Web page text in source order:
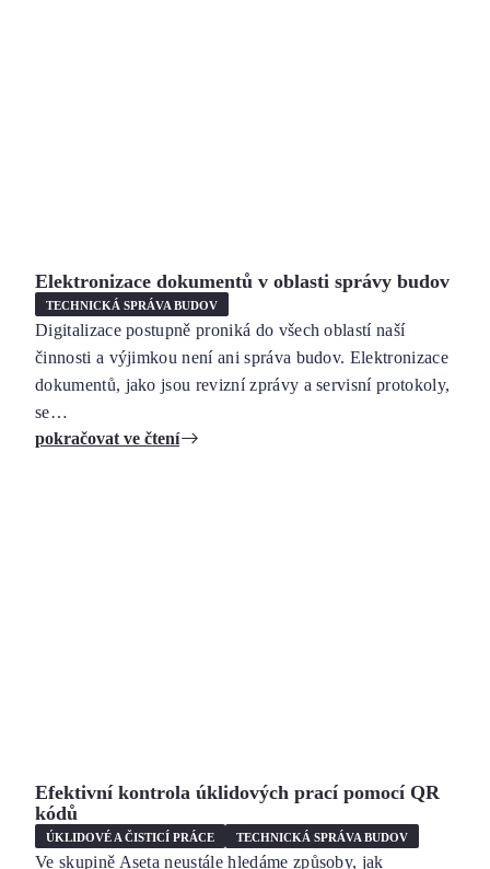
Elektronizace dokumentů v oblasti správy budov
TECHNICKÁ SPRÁVA BUDOV
Digitalizace postupně proniká do všech oblastí naší
činnosti a výjimkou není ani správa budov. Elektronizace
dokumentů, jako jsou revizní zprávy a servisní protokoly,
se…
pokračovat ve čtení
Efektivní kontrola úklidových prací pomocí QR
kódů
ÚKLIDOVÉ A ČISTICÍ PRÁCE TECHNICKÁ SPRÁVA BUDOV
Ve skupině Aseta neustále hledáme způsoby, jak